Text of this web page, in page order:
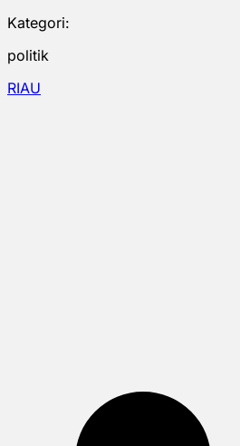
Kategori:
politik
RIAU